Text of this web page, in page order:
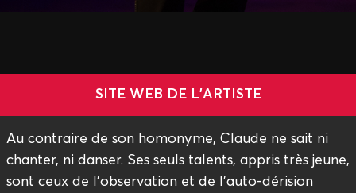
SITE WEB DE L'ARTISTE
Au contraire de son homonyme, Claude ne sait ni
chanter, ni danser. Ses seuls talents, appris très jeune,
sont ceux de l’observation et de l’auto-dérision